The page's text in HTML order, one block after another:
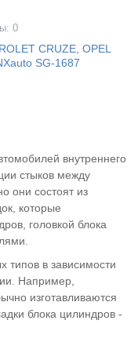
0
CRUZE, OPEL
SG-1687
внутреннего
стыков между
они состоят из
которые
головкой блока
типов в зависимости
Например,
изготавливаются
блока цилиндров -